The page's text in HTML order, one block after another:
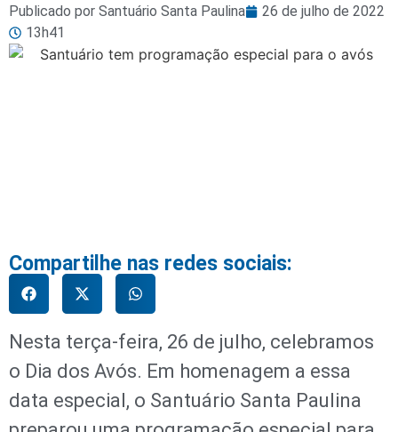
Publicado por Santuário Santa Paulina
26 de julho de 2022
13h41
Compartilhe nas redes sociais:
Nesta terça-feira, 26 de julho, celebramos
o Dia dos Avós. Em homenagem a essa
data especial, o Santuário Santa Paulina